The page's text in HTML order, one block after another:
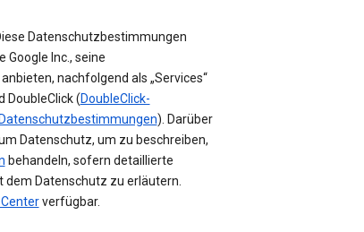
Datenschutzbestimmungen
Google Inc., seine
nachfolgend als „Services“
DoubleClick (DoubleClick-
). Darüber
Datenschutz, um zu beschreiben,
behandeln, sofern detaillierte
Datenschutz zu erläutern.
verfügbar.